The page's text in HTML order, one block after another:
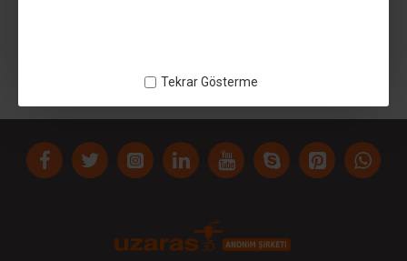
Tekrar Gösterme
Ahsap Filament Makarası 2 8mm